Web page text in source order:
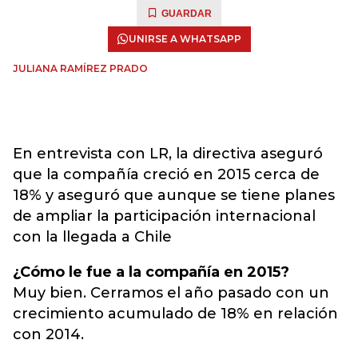
GUARDAR
UNIRSE A WHATSAPP
JULIANA RAMÍREZ PRADO
En entrevista con LR, la directiva aseguró
que la compañía creció en 2015 cerca de
18% y aseguró que aunque se tiene planes
de ampliar la participación internacional
con la llegada a Chile
¿Cómo le fue a la compañía en 2015?
Muy bien. Cerramos el año pasado con un
crecimiento acumulado de 18% en relación
con 2014.